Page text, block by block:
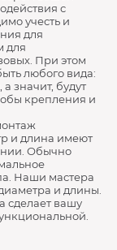
с
учесть и
для
для
При этом
любого вида:
значит, будут
крепления и
и длина имеют
Обычно
Наши мастера
и длины.
сделает вашу